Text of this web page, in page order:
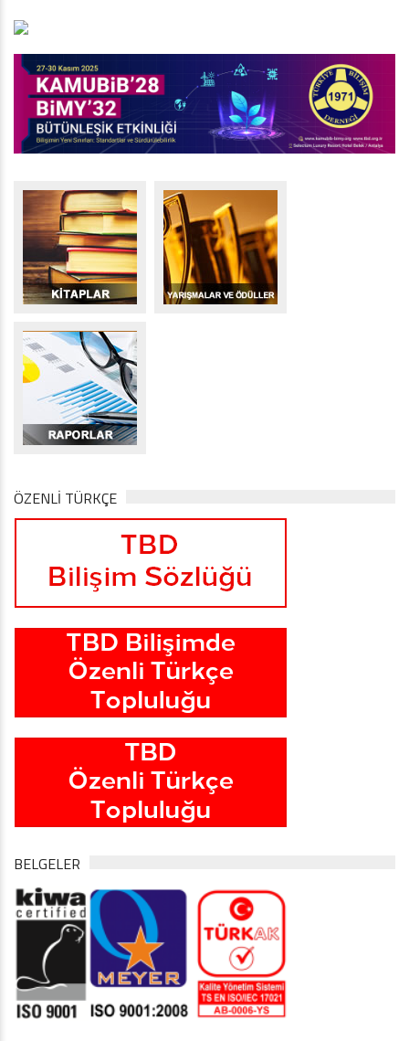
ÖZENLİ TÜRKÇE
BELGELER